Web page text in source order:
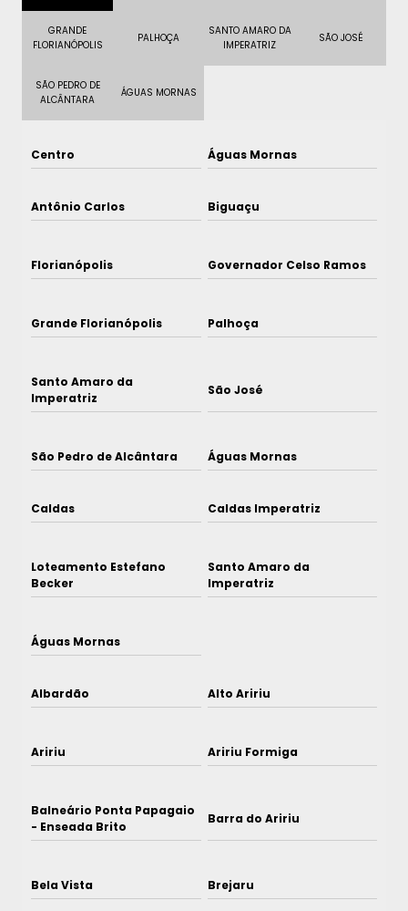
GRANDE
FLORIANÓPOLIS
PALHOÇA
SANTO AMARO DA
IMPERATRIZ
SÃO JOSÉ
SÃO PEDRO DE
ALCÂNTARA
ÁGUAS MORNAS
Centro Águas Mornas
Antônio Carlos Biguaçu
Florianópolis Governador Celso Ramos
Grande Florianópolis Palhoça
Santo Amaro da
Imperatriz
São José
São Pedro de Alcântara Águas Mornas
Caldas Caldas Imperatriz
Loteamento Estefano
Becker
Santo Amaro da
Imperatriz
Águas Mornas
Albardão Alto Aririu
Aririu Aririu Formiga
Balneário Ponta Papagaio
- Enseada Brito
Barra do Aririu
Bela Vista Brejaru